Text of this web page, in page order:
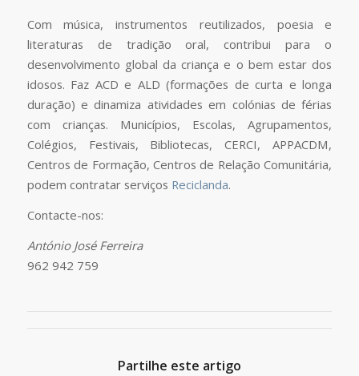
Com música, instrumentos reutilizados, poesia e
literaturas de tradição oral, contribui para o
desenvolvimento global da criança e o bem estar dos
idosos. Faz ACD e ALD (formações de curta e longa
duração) e dinamiza atividades em colónias de férias
com crianças. Municípios, Escolas, Agrupamentos,
Colégios, Festivais, Bibliotecas, CERCI, APPACDM,
Centros de Formação, Centros de Relação Comunitária,
podem contratar serviços Reciclanda.
Contacte-nos:
António José Ferreira
962 942 759
Partilhe este artigo